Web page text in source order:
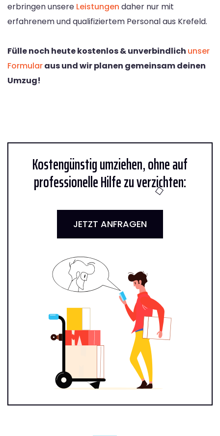
erbringen unsere Leistungen daher nur mit
erfahrenem und qualifiziertem Personal aus Krefeld.
Fülle noch heute kostenlos & unverbindlich unser
Formularaus und wir planen gemeinsam deinen
Umzug!
Kostengünstig umziehen, ohne auf
professionelle Hilfe zu verzichten:
JETZT ANFRAGEN